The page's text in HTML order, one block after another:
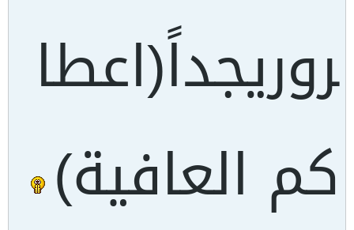
روريجداً(اعطا
كم العافية)